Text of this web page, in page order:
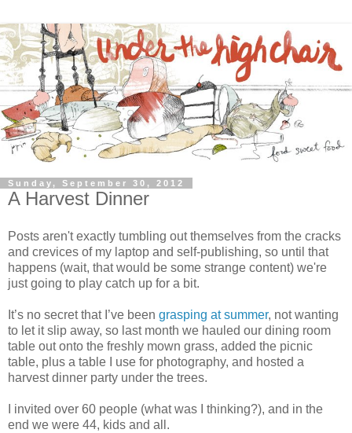
Sunday, September 30, 2012
A Harvest Dinner
Posts aren't exactly tumbling out themselves from the cracks
and crevices of my laptop and self-publishing, so until that
happens (wait, that would be some strange content) we're
just going to play catch up for a bit.
It’s no secret that I’ve been grasping at summer, not wanting
to let it slip away, so last month we hauled our dining room
table out onto the freshly mown grass, added the picnic
table, plus a table I use for photography, and hosted a
harvest dinner party under the trees.
I invited over 60 people (what was I thinking?), and in the
end we were 44, kids and all.